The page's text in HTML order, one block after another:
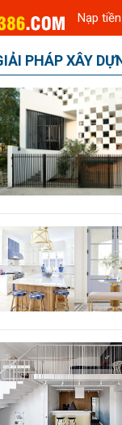
Nạp tiền
PHÁP XÂY